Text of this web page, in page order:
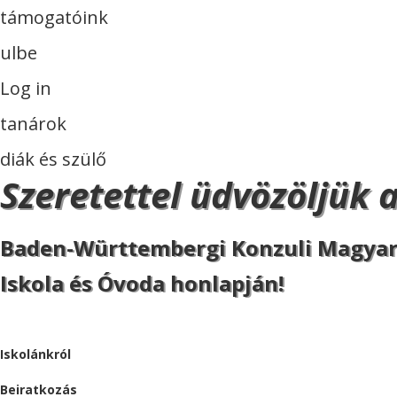
támogatóink
ulbe
Log in
tanárok
diák és szülő
Szeretettel üdvözöljük
Baden-Württembergi Konzuli Magyar
Iskola és Óvoda honlapján!
Iskolánkról
Beiratkozás